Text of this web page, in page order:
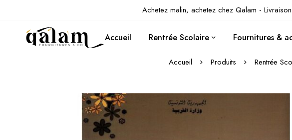
Achetez malin, achetez chez Qalam -
Accueil Rentrée Scolaire Fournitures &
Accueil Produits Rentrée